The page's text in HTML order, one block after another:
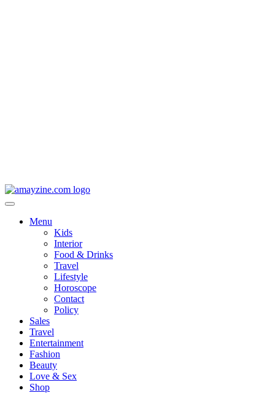
Menu
Kids
Interior
Food & Drinks
Travel
Lifestyle
Horoscope
Contact
Policy
Sales
Travel
Entertainment
Fashion
Beauty
Love & Sex
Shop